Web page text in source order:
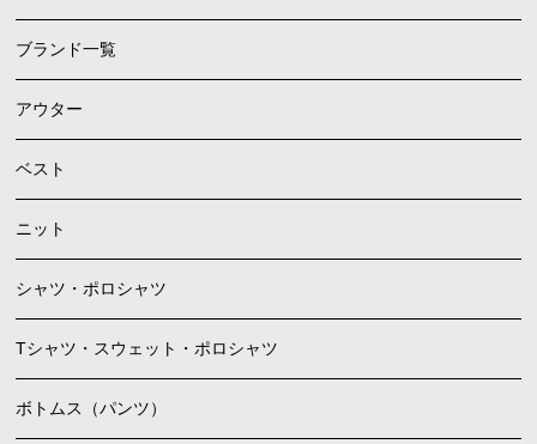
ブランド一覧
アウター
ベスト
ニット
シャツ・ポロシャツ
Tシャツ・スウェット・ポロシャツ
ボトムス（パンツ）